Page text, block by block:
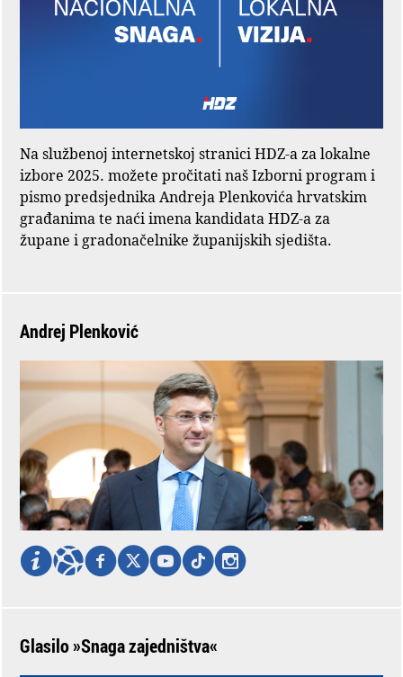
Na službenoj internetskoj stranici HDZ-a za lokalne
izbore 2025. možete pročitati naš Izborni program i
pismo predsjednika Andreja Plenkovića hrvatskim
građanima te naći imena kandidata HDZ-a za
župane i gradonačelnike županijskih sjedišta.
Andrej Plenković
Glasilo »Snaga zajedništva«